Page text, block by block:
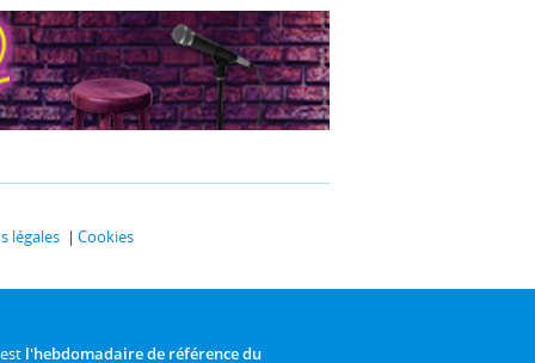
légales Cookies
l'hebdomadaire de référence du